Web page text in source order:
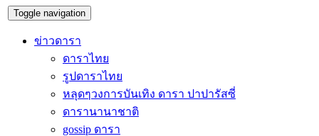
Toggle navigation
ข่าวดารา
ดาราไทย
รูปดาราไทย
หลุดๆวงการบันเทิง ดารา ปาปารัสซี่
ดารานานาชาติ
gossip ดารา